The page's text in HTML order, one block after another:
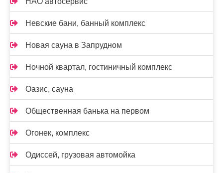
Невские бани, банный комплекс
Новая сауна в Запрудном
Ночной квартал, гостиничный комплекс
Оазис, сауна
Общественная банька на первом
Огонек, комплекс
Одиссей, грузовая автомойка